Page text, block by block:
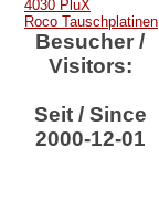
4030 PluX
Roco Tauschplatinen
Besucher /
Visitors:
Seit / Since
2000-12-01